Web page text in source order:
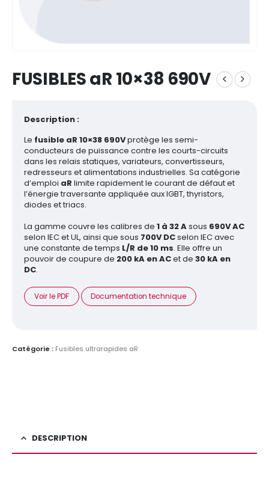
FUSIBLES aR 10×38 690V
Description :
Le fusible aR 10×38 690Vprotège les semi-
conducteurs de puissance contre les courts-circuits
dans les relais statiques, variateurs, convertisseurs,
redresseurs et alimentations industrielles. Sa catégorie
d’emploi aR limite rapidement le courant de défaut et
l’énergie traversante appliquée aux IGBT, thyristors,
diodes et triacs.
La gamme couvre les calibres de 1 à 32 Asous 690V AC
selon IEC et UL, ainsi que sous 700V DCselon IEC avec
une constante de temps L/R de 10 ms. Elle offre un
pouvoir de coupure de 200 kA en ACet de 30 kA en
DC.
Voir le PDF Documentation technique
Catégorie : Fusibles ultrarapides aR
DESCRIPTION